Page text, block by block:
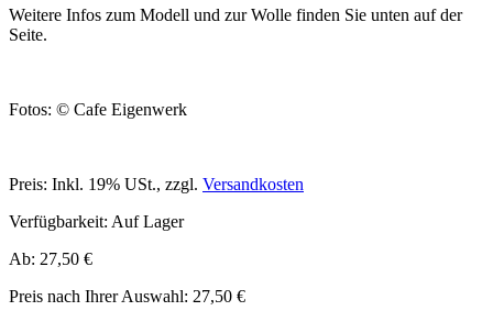
Weitere Infos zum Modell und zur Wolle finden Sie unten auf der
Seite.
Fotos: © Cafe Eigenwerk
Preis: Inkl. 19% USt., zzgl. Versandkosten
Verfügbarkeit: Auf Lager
Ab: 27,50 €
Preis nach Ihrer Auswahl: 27,50 €